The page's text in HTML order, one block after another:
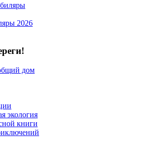
2026
дом
экология
книги